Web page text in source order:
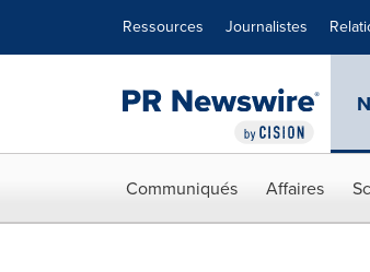
Ressources Journalistes
Communiqués Affaires